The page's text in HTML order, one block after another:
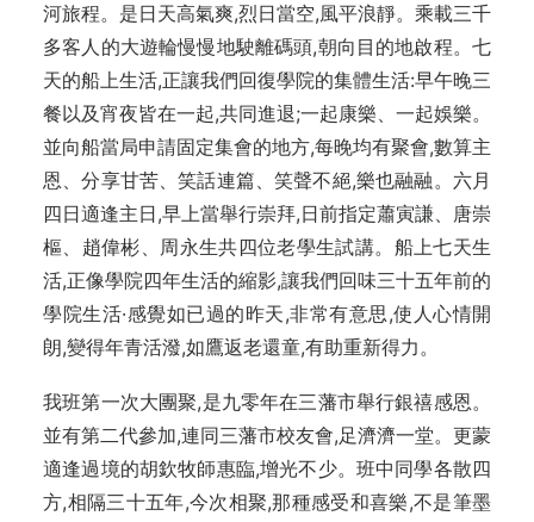
河旅程。是日天高氣爽,烈日當空,風平浪靜。乘載三千
多客人的大遊輪慢慢地駛離碼頭,朝向目的地啟程。七
天的船上生活,正讓我們回復學院的集體生活:早午晚三
餐以及宵夜皆在一起,共同進退;一起康樂、一起娛樂。
並向船當局申請固定集會的地方,每晚均有聚會,數算主
恩、分享甘苦、笑話連篇、笑聲不絕,樂也融融。六月
四日適逢主日,早上當舉行崇拜,日前指定蕭寅謙、唐崇
樞、趙偉彬、周永生共四位老學生試講。船上七天生
活,正像學院四年生活的縮影,讓我們回味三十五年前的
學院生活·感覺如已過的昨天,非常有意思,使人心情開
朗,變得年青活潑,如鷹返老還童,有助重新得力。
我班第一次大團聚,是九零年在三藩市舉行銀禧感恩。
並有第二代參加,連同三藩市校友會,足濟濟一堂。更蒙
適逢過境的胡欽牧師惠臨,增光不少。班中同學各散四
方,相隔三十五年,今次相聚,那種感受和喜樂,不是筆墨